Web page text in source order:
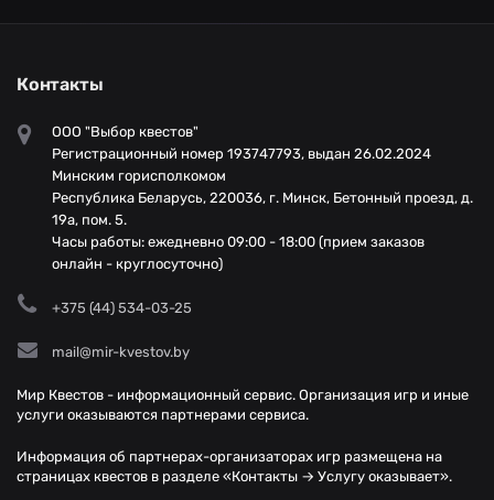
Контакты
ООО "Выбор квестов"
Регистрационный номер 193747793, выдан 26.02.2024
Минским горисполкомом
Республика Беларусь, 220036, г. Минск, Бетонный проезд, д.
19а, пом. 5.
Часы работы: ежедневно 09:00 - 18:00 (прием заказов
онлайн - круглосуточно)
+375 (44) 534-03-25
mail@mir-kvestov.by
Мир Квестов - информационный сервис. Организация игр и иные
услуги оказываются партнерами сервиса.
Информация об партнерах-организаторах игр размещена на
страницах квестов в разделе «Контакты → Услугу оказывает».